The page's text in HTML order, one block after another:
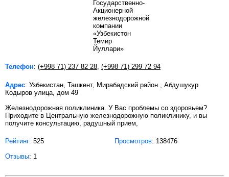
Телефон: (+998 71) 237 82 28 (+998 71) 299 72 94
Адрес: Узбекистан, Ташкент, Мирабадский район , Абдушукур
Кодыров улица, дом 49
Железнодорожная поликлиника. У Вас проблемы со здоровьем?
Приходите в Центральную железнодорожную поликлинику, и вы
получите консультацию, радушный прием,
Рейтинг: 525 Просмотров: 138476
Отзывы: 1